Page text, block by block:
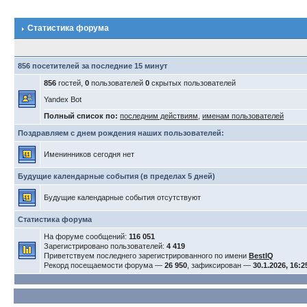
Статистика форума
856 посетителей за последние 15 минут
856 гостей,0 пользователей0 скрытых пользователей
Yandex Bot
Полный список по: последним действиям ,именам пользователей
Поздравляем с днем рождения наших пользователей:
Именинников сегодня нет
Будущие календарные события (в пределах 5 дней)
Будущие календарные события отсутствуют
Статистика форума
На форуме сообщений:116 051
Зарегистрировано пользователей:4 419
Приветствуем последнего зарегистрированного по имениBestIQ
Рекорд посещаемости форума —26 950 , зафиксирован —30.1.2026,